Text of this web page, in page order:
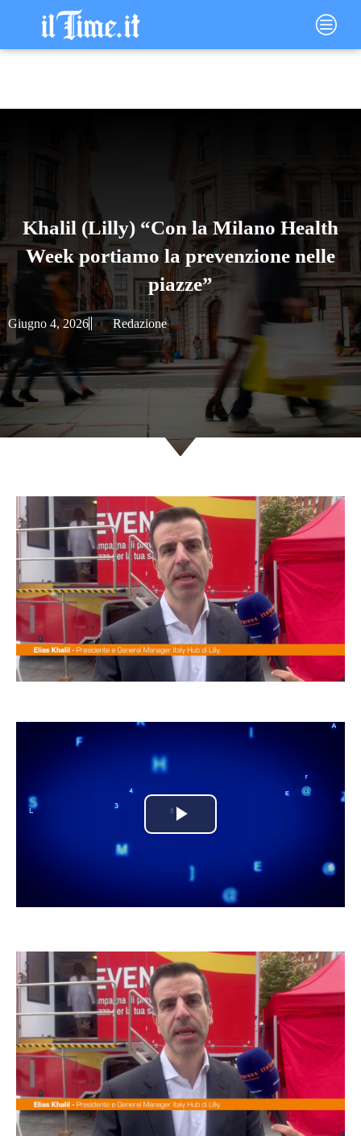
contenuto
Main
Menu
Khalil (Lilly) “Con la Milano Health
Week portiamo la prevenzione nelle
piazze”
Giugno 4, 2026 Redazione
Play
Video